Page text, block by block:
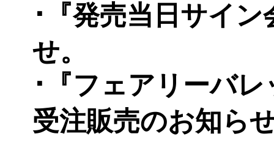
･『発売当日サイ
せ。
･『フェアリーバ
受注販売のお知ら